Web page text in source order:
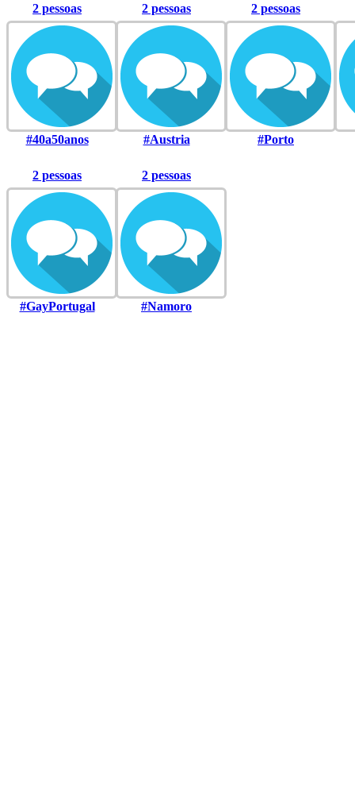
2 pessoas
#40a50anos
2 pessoas
#Austria
2 pessoas
#Porto
2 pessoas
#GayPortugal
2 pessoas
#Namoro